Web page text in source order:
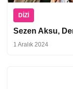
DIZI
Sezen Aksu,
1 Aralık 2024